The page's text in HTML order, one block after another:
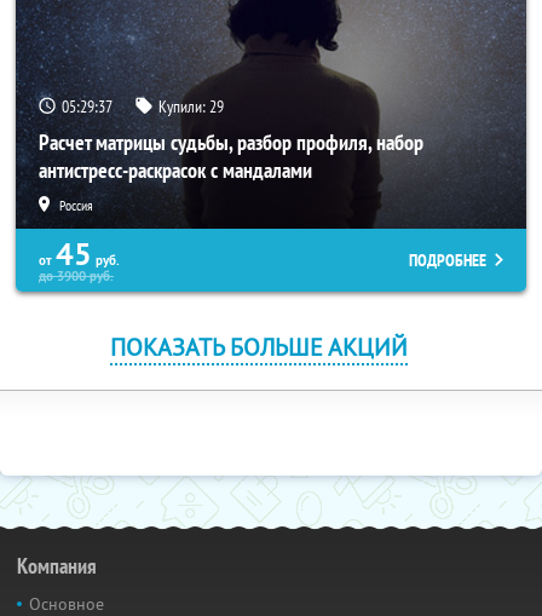
05:29:36 Купили:29
Расчет матрицы судьбы, разбор профиля, набор
антистресс-раскрасок с мандалами
Россия
от 45 руб.
до3900руб.
ПОДРОБНЕЕ
ПОКАЗАТЬ БОЛЬШЕ АКЦИЙ
Компания
Основное